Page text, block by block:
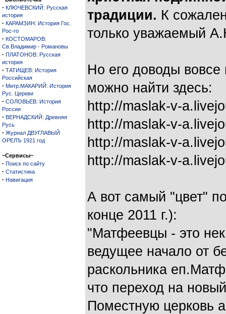
· КЛЮЧЕВСКИЙ: Русская
история
· КАРАМЗИН: История Гос.
Рос-го
· КОСТОМАРОВ:
Св.Владимир - Романовы
· ПЛАТОНОВ: Русская
история
· ТАТИЩЕВ: История
Российская
· Митр.МАКАРИЙ: История
Рус. Церкви
· СОЛОВЬЕВ: История
России
· ВЕРНАДСКИЙ: Древняя
Русь
· Журнал ДВУГЛАВЫЙ
ОРЕЛЪ 1921 год
~Сервисы~
· Поиск по сайту
· Статистика
· Навигация
традиции. К
только уважаемый
Но его доводы вовсе
можно найти здесь:
http://maslak-v-
http://maslak-v-
http://maslak-v-
http://maslak-v-
А вот самый "цвет"
конце 2011 г.):
"Матфеевцы - это
ведущее начало от
раскольника
что переход на
Поместную церковь